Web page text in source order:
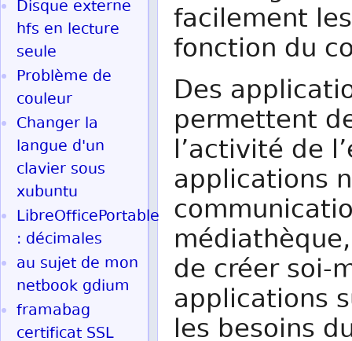
facilement
fonction du
Des
permettent
l’activité de
applications
de créer soi-
applications
les besoins
Disque externe
hfs en lecture
seule
Problème de
couleur
Changer la
langue d'un
clavier sous
xubuntu
LibreOfficePortable
: décimales
au sujet de mon
netbook gdium
framabag
certificat SSL